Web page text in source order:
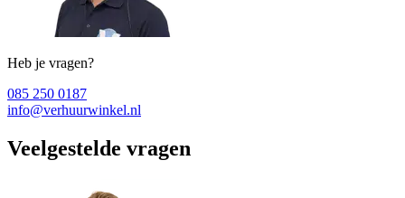
Heb je vragen?
085 250 0187
info@verhuurwinkel.nl
Veelgestelde vragen